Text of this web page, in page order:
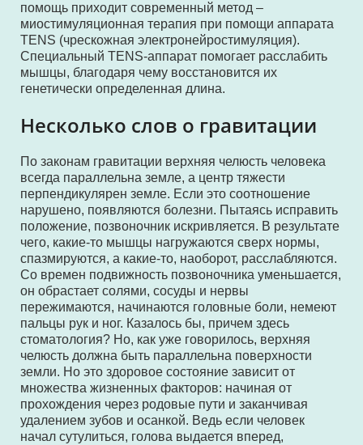
помощь приходит современный метод –
миостимуляционная терапия при помощи аппарата
TENS (чрескожная электронейростимуляция).
Специальный TENS-аппарат помогает расслабить
мышцы, благодаря чему восстановится их
генетически определенная длина.
Несколько слов о гравитации
По законам гравитации верхняя челюсть человека
всегда параллельна земле, а центр тяжести
перпендикулярен земле. Если это соотношение
нарушено, появляются болезни. Пытаясь исправить
положение, позвоночник искривляется. В результате
чего, какие-то мышцы нагружаются сверх нормы,
спазмируются, а какие-то, наоборот, расслабляются.
Со времен подвижность позвоночника уменьшается,
он обрастает солями, сосуды и нервы
пережимаются, начинаются головные боли, немеют
пальцы рук и ног. Казалось бы, причем здесь
стоматология? Но, как уже говорилось, верхняя
челюсть должна быть параллельна поверхности
земли. Но это здоровое состояние зависит от
множества жизненных факторов: начиная от
прохождения через родовые пути и заканчивая
удалением зубов и осанкой. Ведь если человек
начал сутулиться, голова выдается вперед,